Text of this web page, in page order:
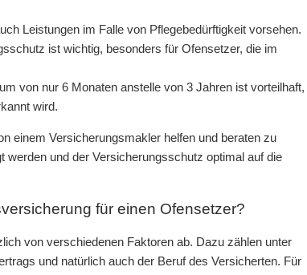
Leistungen im Falle von Pflegebedürftigkeit vorsehen.
ist wichtig, besonders für Ofensetzer, die im
von nur 6 Monaten anstelle von 3 Jahren ist vorteilhaft,
wird.
einem Versicherungsmakler helfen und beraten zu
und der Versicherungsschutz optimal auf die
für einen Ofensetzer?
von verschiedenen Faktoren ab. Dazu zählen unter
und natürlich auch der Beruf des Versicherten. Für